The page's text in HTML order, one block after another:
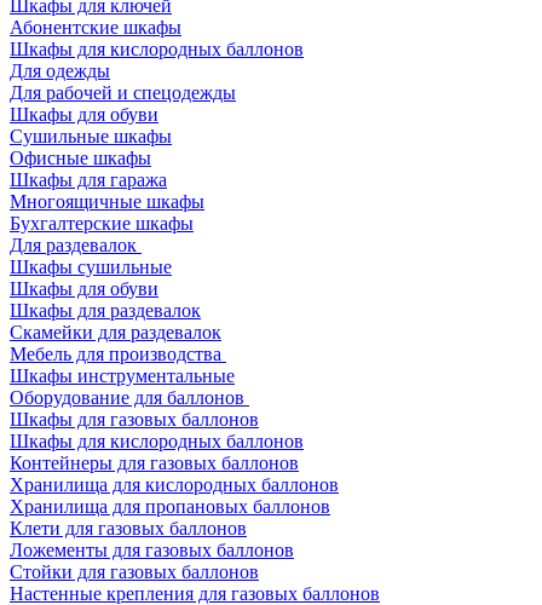
Шкафы для ключей
Абонентские шкафы
Шкафы для кислородных баллонов
Для одежды
Для рабочей и спецодежды
Шкафы для обуви
Сушильные шкафы
Офисные шкафы
Шкафы для гаража
Многоящичные шкафы
Бухгалтерские шкафы
Для раздевалок
Шкафы сушильные
Шкафы для обуви
Шкафы для раздевалок
Скамейки для раздевалок
Мебель для производства
Шкафы инструментальные
Оборудование для баллонов
Шкафы для газовых баллонов
Шкафы для кислородных баллонов
Контейнеры для газовых баллонов
Хранилища для кислородных баллонов
Хранилища для пропановых баллонов
Клети для газовых баллонов
Ложементы для газовых баллонов
Стойки для газовых баллонов
Настенные крепления для газовых баллонов